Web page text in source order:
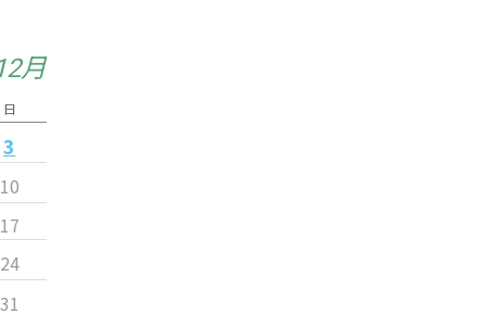
月
日
3
10
17
24
31